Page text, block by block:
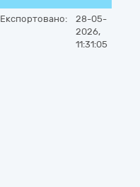
Експортовано:
28-05-
2026,
11:31:05